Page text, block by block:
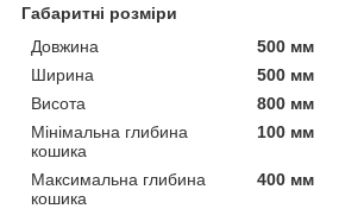
Габаритні розміри
Довжина
500 мм
Ширина
500 мм
Висота
800 мм
Мінімальна глибина
кошика
100 мм
Максимальна глибина
кошика
400 мм